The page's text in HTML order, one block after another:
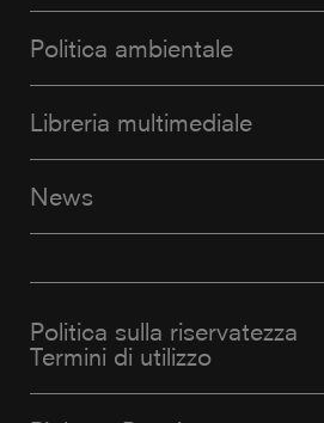
Politica ambientale
Libreria multimediale
News
Politica sulla riservatezza
Termini di utilizzo